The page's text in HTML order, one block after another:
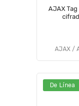
AJAX
AJAX /
De Línea